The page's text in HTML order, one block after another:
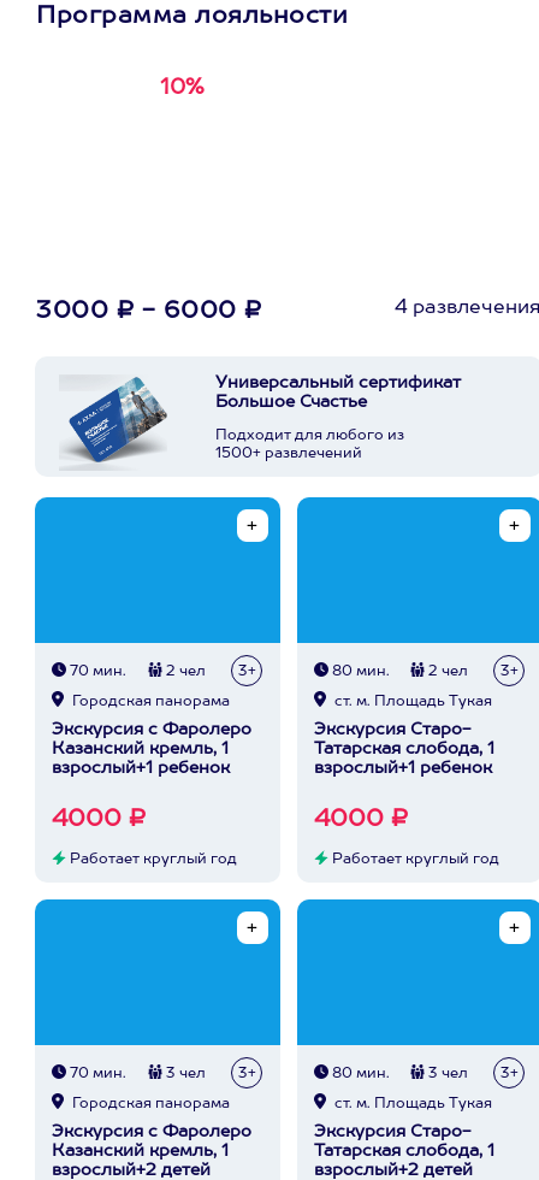
Программа лояльности
10%
3000 ₽ - 6000 ₽ 4
Универсальный сертификат
Большое Счастье
Подходит для любого из
1500+ развлечений
70 мин. 2 чел 3+
Городская панорама
Экскурсия с Фаролеро
Казанский кремль, 1
взрослый+1 ребенок
4000 ₽
Работает круглый год
80 мин. 2 чел 3+
ст. м. Площадь Тукая
Экскурсия Старо-
Татарская слобода, 1
взрослый+1 ребенок
4000 ₽
Работает круглый год
70 мин. 3 чел 3+
Городская панорама
Экскурсия с Фаролеро
Казанский кремль, 1
взрослый+2 детей
80 мин. 3 чел 3+
ст. м. Площадь Тукая
Экскурсия Старо-
Татарская слобода, 1
взрослый+2 детей